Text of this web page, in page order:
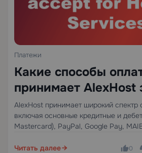
Платежи
Какие способы
принимает AlexHost
хостинга?
AlexHost принимает широкий спектр
включая основные кредитные и
Mastercard), PayPal, Google Pay,
USDT, USDC, BNB, DASH и другие
Читать далее 0